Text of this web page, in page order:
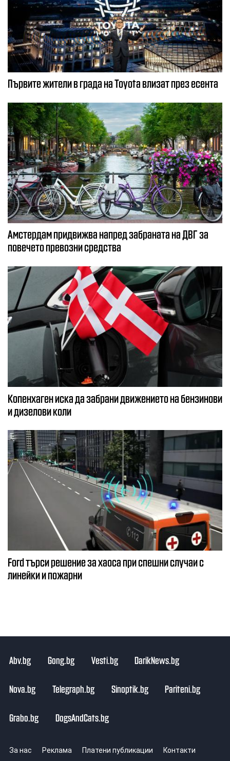
Първите жители в града на Toyota влизат през есента
Амстердам придвижва напред забраната на ДВГ за
повечето превозни средства
Копенхаген иска да забрани движението на бензинови
и дизелови коли
Ford търси решение за хаоса при спешни случаи с
линейки и пожарни
Abv.bg Gong.bg Vesti.bg DarikNews.bg
Nova.bg Telegraph.bg Sinoptik.bg Pariteni.bg
Grabo.bg DogsAndCats.bg
За нас Реклама Платени публикации Контакти